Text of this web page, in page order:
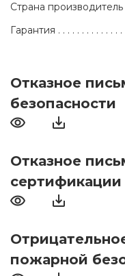
Страна производитель
Гарантия
Отказное
безопасности
Отказное
сертификации
пожарной